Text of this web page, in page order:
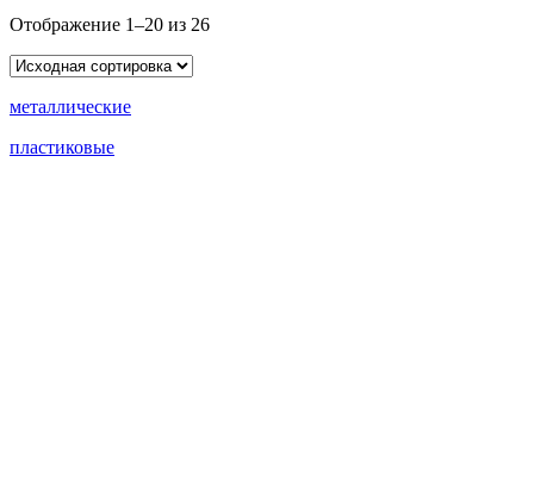
Отображение 1–20 из 26
металлические
пластиковые